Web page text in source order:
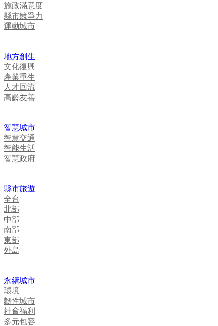
施政滿意度
縣市競爭力
運動城市
地方創生
文化復興
產業重生
人才回流
高齡友善
智慧城市
智慧交通
智能生活
智慧政府
縣市旅遊
全台
北部
中部
南部
東部
外島
永續城市
環境
韌性城市
社會福利
多元包容